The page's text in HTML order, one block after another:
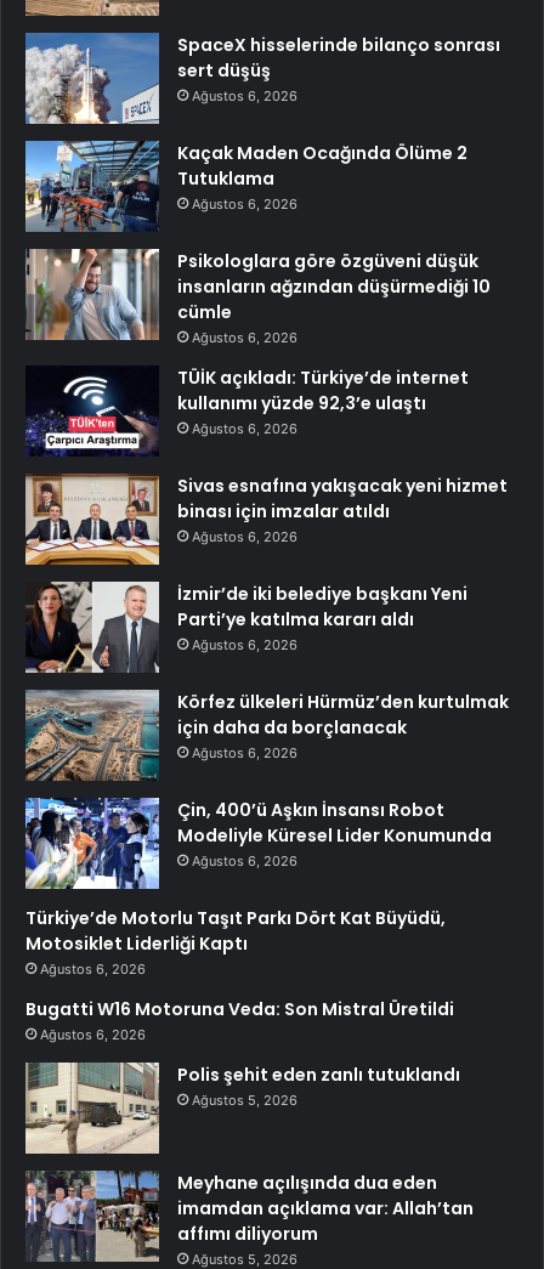
SpaceX hisselerinde bilanço sonrası
sert düşüş
Ağustos 6, 2026
Kaçak Maden Ocağında Ölüme 2
Tutuklama
Ağustos 6, 2026
Psikologlara göre özgüveni düşük
insanların ağzından düşürmediği 10
cümle
Ağustos 6, 2026
TÜİK açıkladı: Türkiye’de internet
kullanımı yüzde 92,3’e ulaştı
Ağustos 6, 2026
Sivas esnafına yakışacak yeni hizmet
binası için imzalar atıldı
Ağustos 6, 2026
İzmir’de iki belediye başkanı Yeni
Parti’ye katılma kararı aldı
Ağustos 6, 2026
Körfez ülkeleri Hürmüz’den kurtulmak
için daha da borçlanacak
Ağustos 6, 2026
Çin, 400’ü Aşkın İnsansı Robot
Modeliyle Küresel Lider Konumunda
Ağustos 6, 2026
Türkiye’de Motorlu Taşıt Parkı Dört Kat Büyüdü,
Motosiklet Liderliği Kaptı
Ağustos 6, 2026
Bugatti W16 Motoruna Veda: Son Mistral Üretildi
Ağustos 6, 2026
Polis şehit eden zanlı tutuklandı
Ağustos 5, 2026
Meyhane açılışında dua eden
imamdan açıklama var: Allah’tan
affımı diliyorum
Ağustos 5, 2026